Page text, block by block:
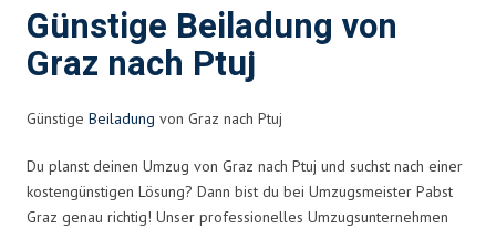
Günstige Beiladung von
Graz nach Ptuj
Günstige Beiladung von Graz nach Ptuj
Du planst deinen Umzug von Graz nach Ptuj und suchst nach einer
kostengünstigen Lösung? Dann bist du bei Umzugsmeister Pabst
Graz genau richtig! Unser professionelles Umzugsunternehmen